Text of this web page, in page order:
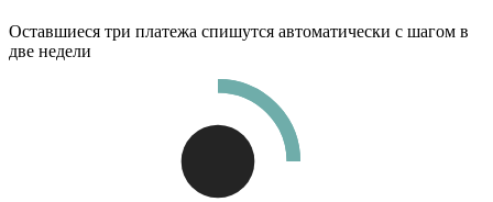
Оставшиеся три платежа спишутся автоматически с шагом в
две недели